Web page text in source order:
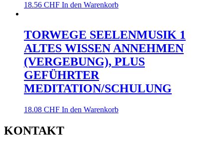
18.56 CHF In den Warenkorb
TORWEGE SEELENMUSIK 1
ALTES WISSEN ANNEHMEN
(VERGEBUNG), PLUS
GEFÜHRTER
MEDITATION/SCHULUNG
18.08 CHF In den Warenkorb
KONTAKT